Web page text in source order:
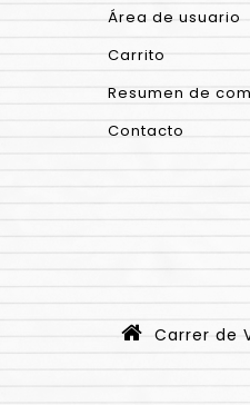
Área de usuario
Carrito
Resumen de
Contacto
Carrer de